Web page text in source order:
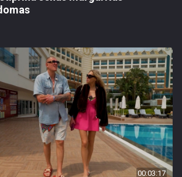
00:03:17